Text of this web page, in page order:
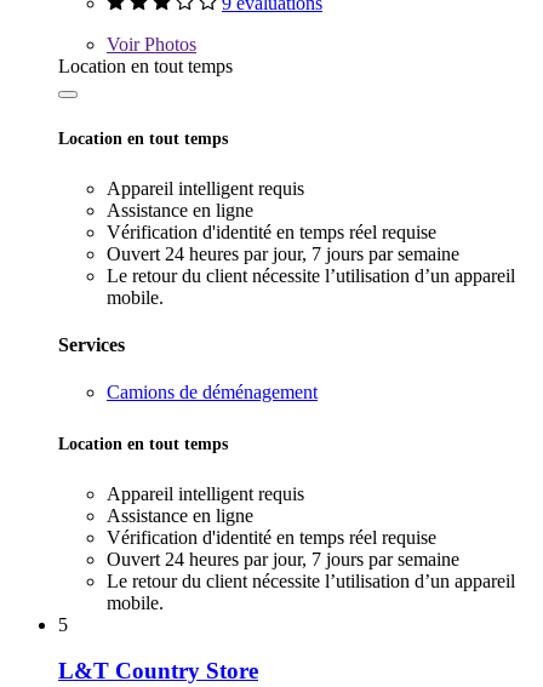
VoirPhotos
Location en tout temps
Location en tout temps
Appareil intelligent requis
Assistance en ligne
Vérification d'identité en temps réel requise
Ouvert 24 heures par jour, 7 jours par semaine
Le retour du client nécessite l’utilisation d’un appareil
mobile.
Services
Camions de déménagement
Location en tout temps
Appareil intelligent requis
Assistance en ligne
Vérification d'identité en temps réel requise
Ouvert 24 heures par jour, 7 jours par semaine
Le retour du client nécessite l’utilisation d’un appareil
mobile.
5
L&T Country Store